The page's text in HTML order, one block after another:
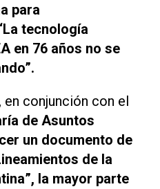
para
tecnología
en 76 años no se
conjunción con el
de Asuntos
un documento de
de la
la mayor parte